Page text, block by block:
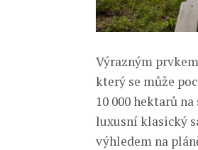
Výrazným
který se může
10 000 hektarů
luxusní klasický
výhledem na